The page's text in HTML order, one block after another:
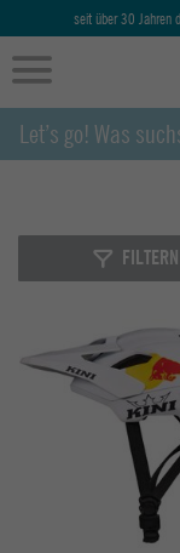
seit über 30 Jahren
FILTERN